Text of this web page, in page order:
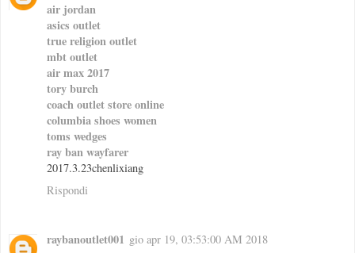
air jordan
asics outlet
true religion outlet
mbt outlet
air max 2017
tory burch
coach outlet store online
columbia shoes women
toms wedges
ray ban wayfarer
2017.3.23chenlixiang
Rispondi
raybanoutlet001 gio apr 19, 03:53:00 AM 2018